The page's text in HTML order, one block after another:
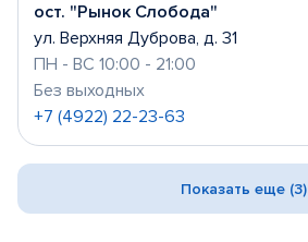
ост. "Рынок Слобода"
ул. Верхняя Дуброва, д. 31
ПН - ВС 10:00 - 21:00
Без выходных
+7 (4922) 22-23-63
Показать еще (3)